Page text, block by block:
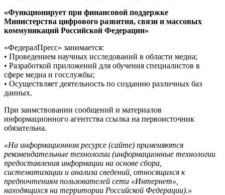
«Функционирует при финансовой поддержке
Министерства цифрового развития, связи и массовых
коммуникаций Российской Федерации»
«ФедералПресс» занимается:
• Проведением научных исследований в области медиа;
• Разработкой приложений для обучения специалистов в
сфере медиа и госслужбы;
• Осуществляет деятельность по созданию различных баз
данных.
При заимствовании сообщений и материалов
информационного агентства ссылка на первоисточник
обязательна.
«На информационном ресурсе (сайте) применяются
рекомендательные технологии (информационные технологии
предоставления информации на основе сбора,
систематизации и анализа сведений, относящихся к
предпочтениям пользователей сети «Интернет»,
находящихся на территории Российской Федерации).»